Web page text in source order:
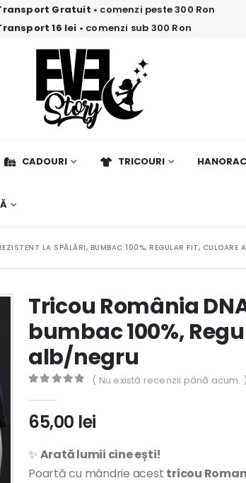
Gratuit • comenzi peste 300 Ron
16 lei • comenzi sub 300 Ron
CADOURI TRICOURI
LA SPĂLĂRI, BUMBAC 100%, REGULAR FIT, CULOARE
Tricou România
bumbac 100%,
alb/negru
( Nu există recenzii până acum. )
65,00 lei
✨ Arată lumii cine ești!
Poartă cu mândrie acest tricou